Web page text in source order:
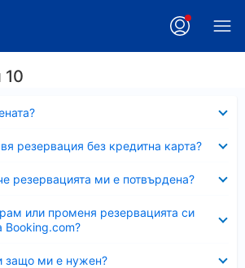
10
резервация без кредитна карта?
резервацията ми е потвърдена?
или променя резервацията си
Booking.com?
защо ми е нужен?